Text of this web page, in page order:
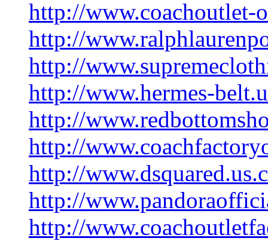
http://www.coachoutlet-
http://
http://
http://www.hermes-
http://
http://
http://
http://
http://